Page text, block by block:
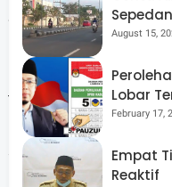
Sebagai organisasi
kemanusiaan, kata
memiliki dedikasi tinggi
tanpa menimbulkan
pemimpin yang ideal
seluruh relawan PMI.
August 15,
Lobar
February 17,
Empat
Reaktif